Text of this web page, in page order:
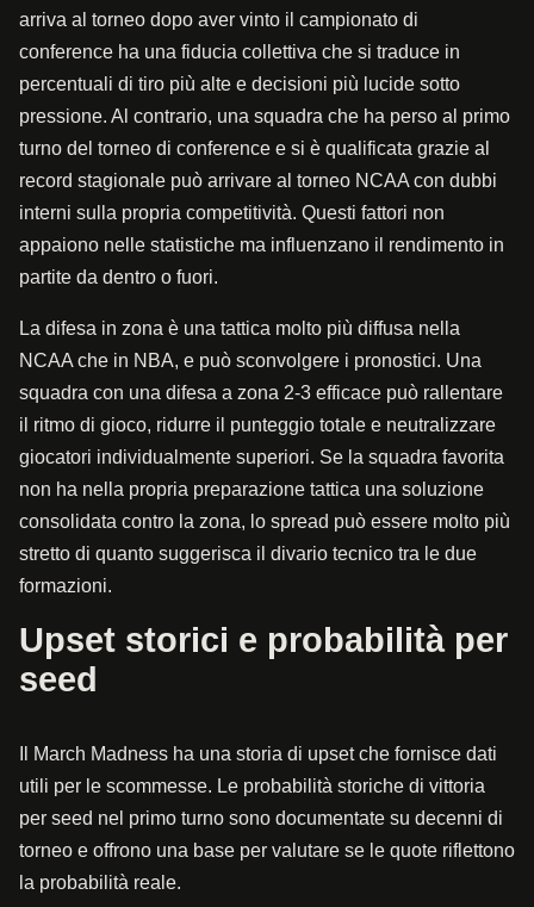
arriva al torneo dopo aver vinto il campionato di
conference ha una fiducia collettiva che si traduce in
percentuali di tiro più alte e decisioni più lucide sotto
pressione. Al contrario, una squadra che ha perso al primo
turno del torneo di conference e si è qualificata grazie al
record stagionale può arrivare al torneo NCAA con dubbi
interni sulla propria competitività. Questi fattori non
appaiono nelle statistiche ma influenzano il rendimento in
partite da dentro o fuori.
La difesa in zona è una tattica molto più diffusa nella
NCAA che in NBA, e può sconvolgere i pronostici. Una
squadra con una difesa a zona 2-3 efficace può rallentare
il ritmo di gioco, ridurre il punteggio totale e neutralizzare
giocatori individualmente superiori. Se la squadra favorita
non ha nella propria preparazione tattica una soluzione
consolidata contro la zona, lo spread può essere molto più
stretto di quanto suggerisca il divario tecnico tra le due
formazioni.
Upset storici e probabilità per
seed
Il March Madness ha una storia di upset che fornisce dati
utili per le scommesse. Le probabilità storiche di vittoria
per seed nel primo turno sono documentate su decenni di
torneo e offrono una base per valutare se le quote riflettono
la probabilità reale.